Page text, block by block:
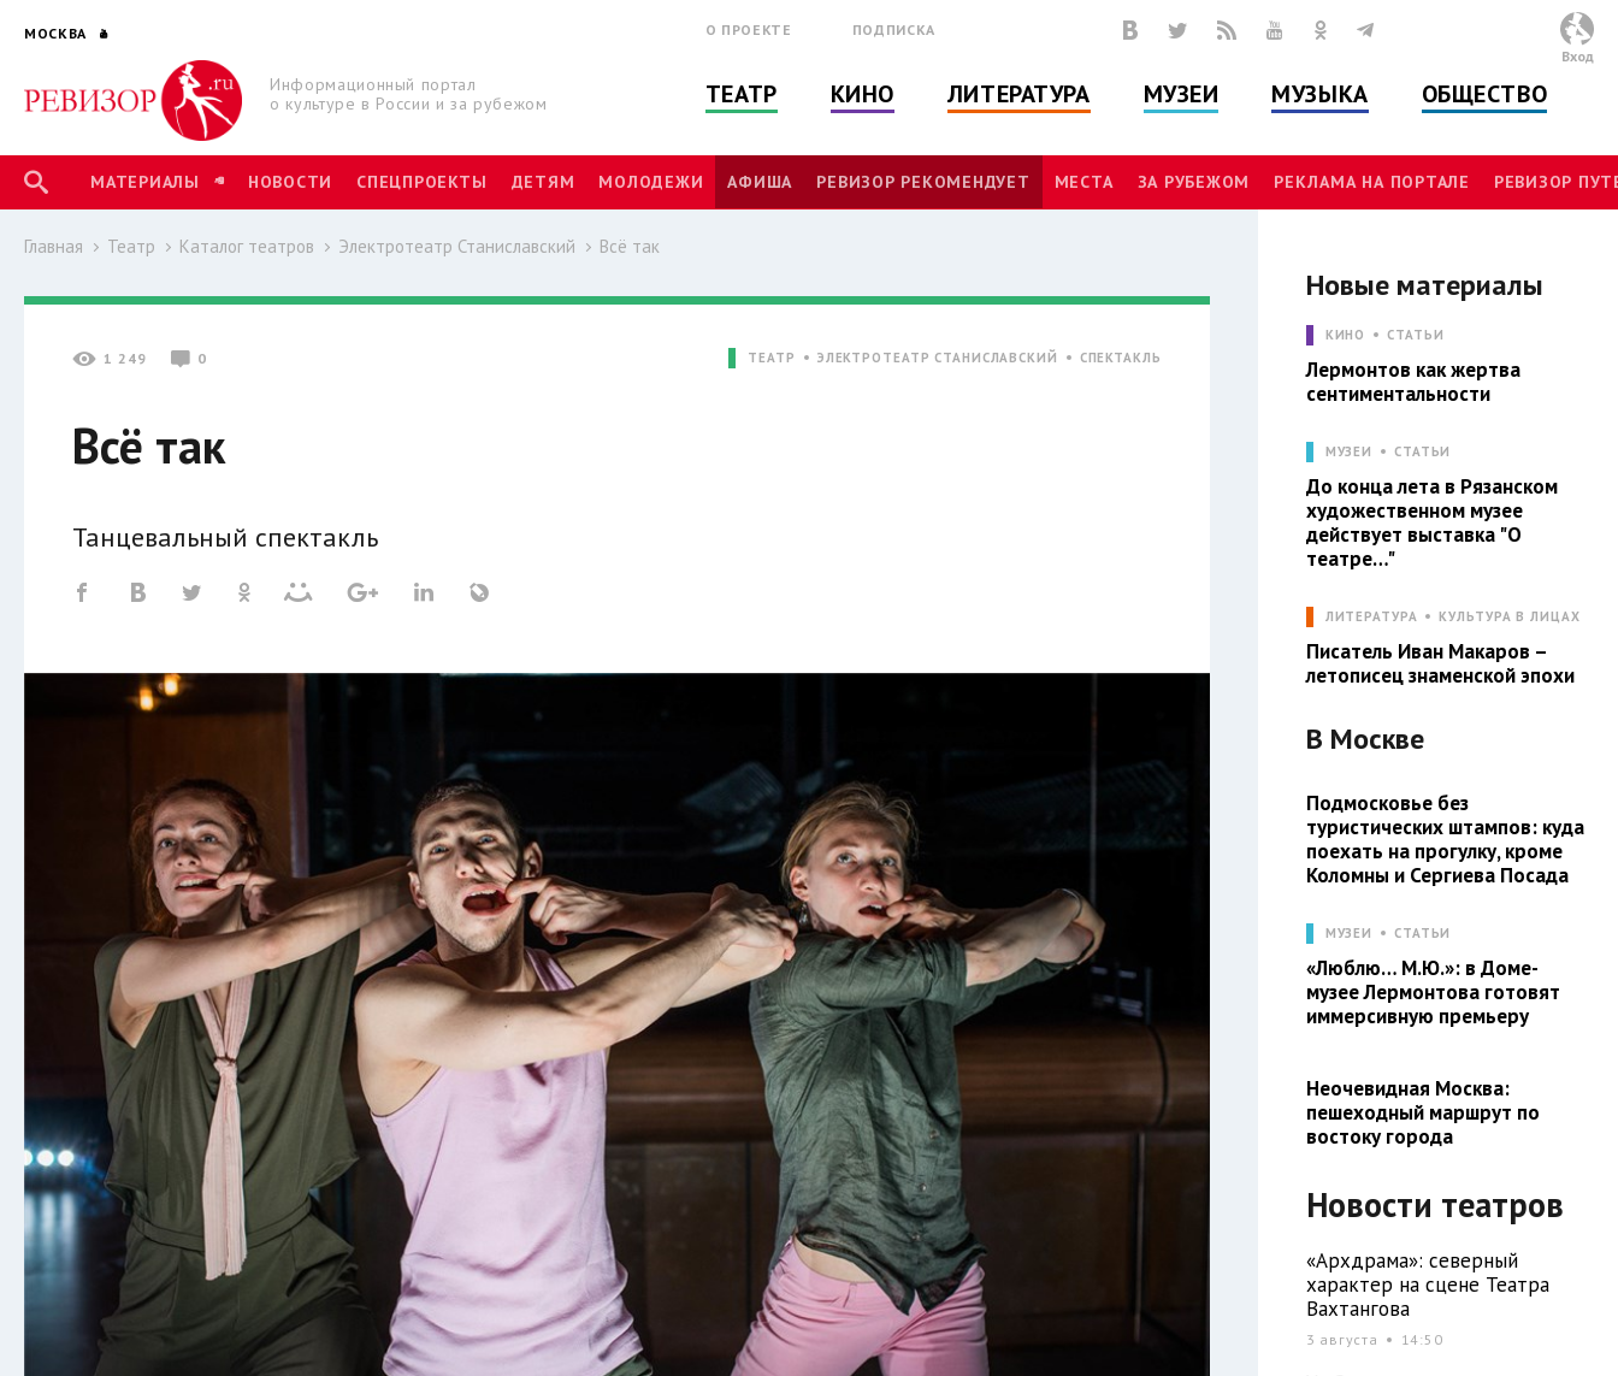
МОСКВА
Информационный портал
о культуре в России и за рубежом
О ПРОЕКТЕ ПОДПИСКА
ТЕАТР КИНО ЛИТЕРАТУРА МУЗЕИ МУЗЫКА ОБЩЕСТВО
Вход
МАТЕРИАЛЫ НОВОСТИ СПЕЦПРОЕКТЫ ДЕТЯМ МОЛОДЕЖИ АФИША РЕВИЗОР РЕКОМЕНДУЕТ МЕСТА ЗА РУБЕЖОМ РЕКЛАМА НА ПОРТАЛЕ РЕВИЗОР
Главная Театр Каталог театров Электротеатр Станиславский Всё так
1 249 0 ТЕАТР ЭЛЕКТРОТЕАТР СТАНИСЛАВСКИЙ СПЕКТАКЛЬ
Всё так
Танцевальный спектакль
Новые материалы
КИНО СТАТЬИ
Лермонтов как жертва
сентиментальности
МУЗЕИ СТАТЬИ
До конца лета в Рязанском
художественном музее
действует выставка "О
театре…"
ЛИТЕРАТУРА КУЛЬТУРА В ЛИЦАХ
Писатель Иван Макаров –
летописец знаменской эпохи
В Москве
Подмосковье без
туристических штампов: куда
поехать на прогулку, кроме
Коломны и Сергиева Посада
МУЗЕИ СТАТЬИ
«Люблю… М.Ю.»: в Доме-
музее Лермонтова готовят
иммерсивную премьеру
Неочевидная Москва:
пешеходный маршрут по
востоку города
Новости театров
«Архдрама»: северный
характер на сцене Театра
Вахтангова
3 августа 14:50